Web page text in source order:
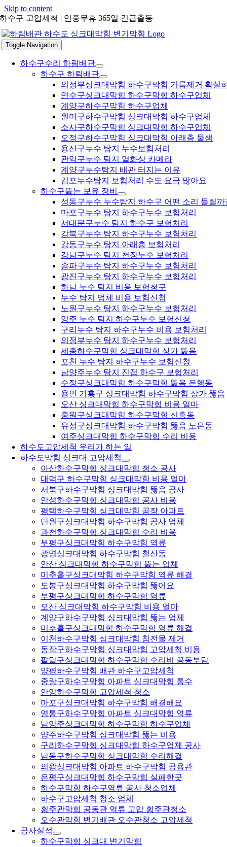
Skip to content
하수구 고압세척 | 연중무휴 365일 긴급출동
Toggle Navigation
하수구수리 하림배관
하수구 하림배관
의정부싱크대막힘 하수구막힘 기름제거 확실
연수구싱크대막힘 하수구막힘 하수구업체
계양구하수구막힘 하수구업체
원미구하수구막힘 싱크대막힘 하수구업체
소사구하수구막힘 싱크대막힘 하수구업체
오정구하수구막힘 싱크대막힘 아래층 물샘
용산구누수 탐지 누수보험처리
관악구누수 탐지 열화상 카메라
계양구누수탐지 배관 터지는 이유
김포누수탐지 보험처리 수도 요금 많아요
하수구뚫는 보유 장비
성동구누수 누수탐지 하수구 어떤 소리 들릴까
마포구누수 탐지 하수구누수 보험처리
서대문구누수 탐지 하수구 보험처리
강북구누수 탐지 하수구누수 보험처리
강동구누수 탐지 아래층 보험처리
강남구누수 탐지 천장누수 보험처리
송파구누수 탐지 하수구누수 보험처리
광진구누수 탐지 하수구누수 보험처리
하남 누수 탐지 비용 보험청구
누수 탐지 업체 비용 보험신청
노원구누수 탐지 하수구누수 보험처리
양주 누수 탐지 하수구누수 보험신청
구리누수 탐지 하수구누수 비용 보험처리
의정부누수 탐지 하수구누수 보험처리
세종하수구막힘 싱크대막힘 상가 뚫음
포천 누수 탐지 하수구누수 보험신청
남양주누수 탐지 진접 하수구 보험처리
수정구싱크대막힘 하수구막힘 뚫음 은행동
용인 기흥구 싱크대막힘 하수구막힘 상가 뚫음
오산 싱크대막힘 하수구막힘 비용 얼마
중원구싱크대막힘 하수구막힘 신흥동
유성구싱크대막힘 하수구막힘 뚫음 노은동
여주싱크대막힘 하수구막힘 수리 비용
하수도고압세척 우리가 하는 일
하수도막힘 싱크대 고압세척
아산하수구막힘 싱크대막힘 청소 공사
대덕구 하수구막힘 싱크대막힘 비용 얼마
서북구하수구막힘 싱크대막힘 뚫음 공사
안성하수구막힘 싱크대막힘 공사 비용
평택하수구막힘 싱크대막힘 공장 아파트
단원구싱크대막힘 하수구막힘 공사 업체
과천하수구막힘 싱크대막힘 수리 비용
부평구싱크대막힘 하수구막힘 역류
광명싱크대막힘 하수구막힘 철산동
안산 싱크대막힘 하수구막힘 뚫는 업체
미추홀구싱크대막힘 하수구막힘 역류 해결
도봉구싱크대막힘 하수구막힘 뚫어요
부평구싱크대막힘 하수구막힘 역류
오산 싱크대막힘 하수구막힘 비용 얼마
계양구하수구막힘 싱크대막힘 뚫는 업체
미추홀구싱크대막힘 하수구막힘 역류 해결
이천하수구막힘 싱크대막힘 침전물 제거
동작구하수구막힘 싱크대막힘 고압세척 비용
팔달구싱크대막힘 하수구막힘 수리비 공동부담
양평하수구막힘 배관 하수구고압세척
중랑구하수구막힘 아파트 싱크대막힘 통수
안양하수구막힘 고압세척 청소
마포구싱크대막힘 하수구막힘 해결해요
영통구하수구막힘 아파트 싱크대막힘 역류
남양주싱크대막힘 하수구막힘 하수구업체
양주하수구막힘 싱크대막힘 뚫는 비용
구리하수구막힘 싱크대막힘 하수구업체 공사
남동구하수구막힘 싱크대막힘 수리해결
의왕싱크대막힘 아파트 하수구막힘 공용관
은평구싱크대막힘 하수구막힘 실패한곳
하수구막힘 하수구역류 공사 청소업체
하수구고압세척 청소 업체
횡주관막힘 공동관 역류 고압 횡주관청소
오수관막힘 변기배관 오수관청소 고압세척
공사실적
하수구막힘 싱크대 변기막힘